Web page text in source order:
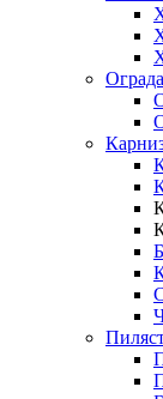
Ограда